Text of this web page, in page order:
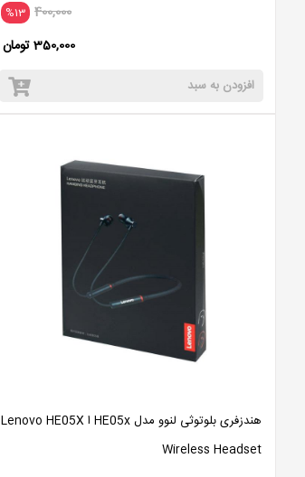
%13 400,000
350,000 تومان
افزودن به سبد
هندزفری بلوتوثی لنوو مدل HE05x ا Lenovo HE05X
Wireless Headset